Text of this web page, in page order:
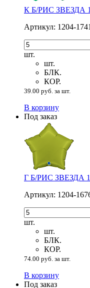
К Б/РИС ЗВЕЗДА
Артикул: 1204-
шт.
шт.
БЛК.
КОР.
39.00 руб. за шт.
В корзину
Под заказ
Г Б/РИС ЗВЕЗДА
Артикул: 1204-
шт.
шт.
БЛК.
КОР.
74.00 руб. за шт.
В корзину
Под заказ